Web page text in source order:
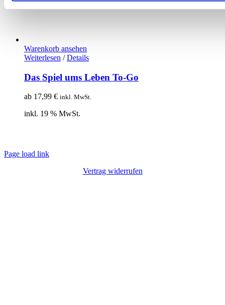
Warenkorb ansehen
Weiterlesen / Details
Das Spiel ums Leben To-Go
ab 17,99 € inkl. MwSt.
inkl. 19 % MwSt.
Page load link
Vertrag widerrufen